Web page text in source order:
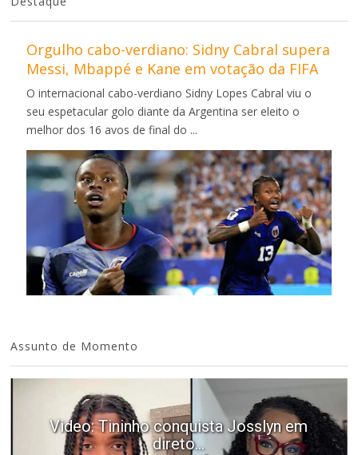
Orgulho cabo-verdiano: Sidny Cabral supera
Messi, Mbappé e Kane em votação da FIFA
O internacional cabo-verdiano Sidny Lopes Cabral viu o
seu espetacular golo diante da Argentina ser eleito o
melhor dos 16 avos de final do ...
Assunto de Momento
Video: Tininho conquista Josslyn em
direto...